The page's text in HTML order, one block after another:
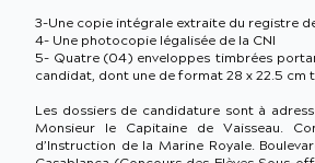
3-Une copie intégrale extraite du registre
4- Une photocopie légalisée de la CNI
5- Quatre (04) enveloppes timbrées
candidat, dont une de format 28 x 22.5 cm
Les dossiers de candidature sont à
Monsieur le Capitaine de Vaisseau.
d’Instruction de la Marine Royale.